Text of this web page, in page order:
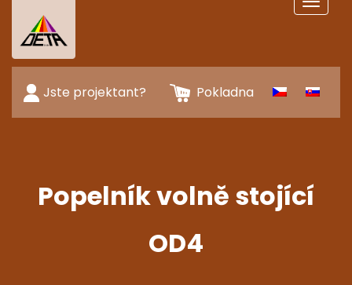
Jste projektant? Pokladna
Toggle
Popelník volně stojící
OD4